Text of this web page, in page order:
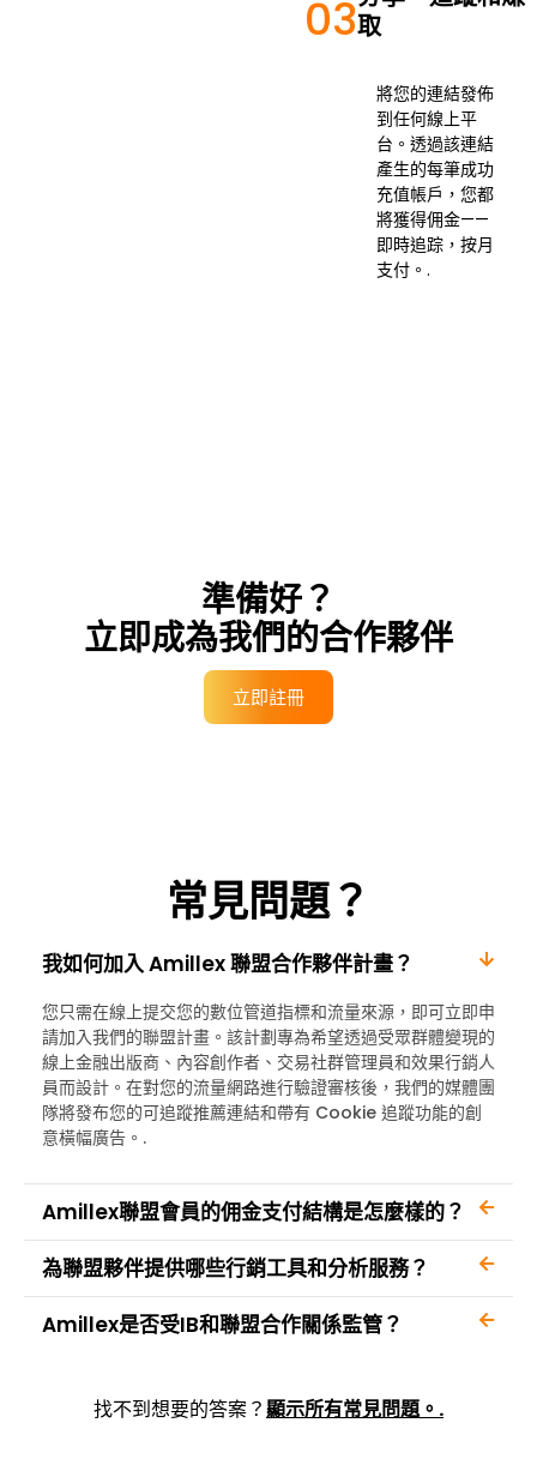
03取
將您的連結發佈
到任何線上平
台。透過該連結
產生的每筆成功
充值帳戶，您都
將獲得佣金——
即時追踪，按月
支付。.
準備好？
立即成為我們的合作夥伴
立即註冊
常見問題？
我如何加入 Amillex 聯盟合作夥伴計畫？
您只需在線上提交您的數位管道指標和流量來源，即可立即申
請加入我們的聯盟計畫。該計劃專為希望透過受眾群體變現的
線上金融出版商、內容創作者、交易社群管理員和效果行銷人
員而設計。在對您的流量網路進行驗證審核後，我們的媒體團
隊將發布您的可追蹤推薦連結和帶有 Cookie 追蹤功能的創
意橫幅廣告。.
Amillex聯盟會員的佣金支付結構是怎麼樣的？
為聯盟夥伴提供哪些行銷工具和分析服務？
Amillex是否受IB和聯盟合作關係監管？
找不到想要的答案？顯示所有常見問題。.